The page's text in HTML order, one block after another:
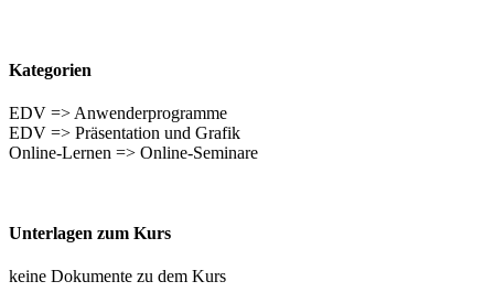
Kategorien
EDV => Anwenderprogramme
EDV => Präsentation und Grafik
Online-Lernen => Online-Seminare
Unterlagen zum Kurs
keine Dokumente zu dem Kurs